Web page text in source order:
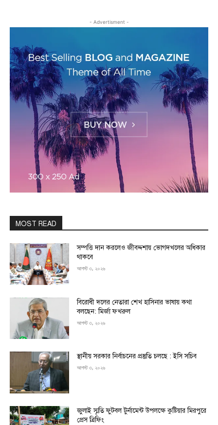
- Advertisment -
MOST READ
সম্পত্তি দান করলেও জীবদ্দশায় ভোগদখলের অধিকার
থাকবে
আগস্ট ৩, ২০২৬
বিরোধী দলের নেতারা শেখ হাসিনার ভাষায় কথা
বলছেন: মির্জা ফখরুল
আগস্ট ৩, ২০২৬
স্থানীয় সরকার নির্বাচনের প্রস্তুতি চলছে : ইসি সচিব
আগস্ট ৩, ২০২৬
জুলাই স্মৃতি ফুটবল টুর্নামেন্ট উপলক্ষে কুষ্টিয়ার মিরপুরে
প্রেস ব্রিফিং